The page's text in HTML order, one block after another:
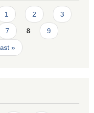
1 2 3
7 8 9
»